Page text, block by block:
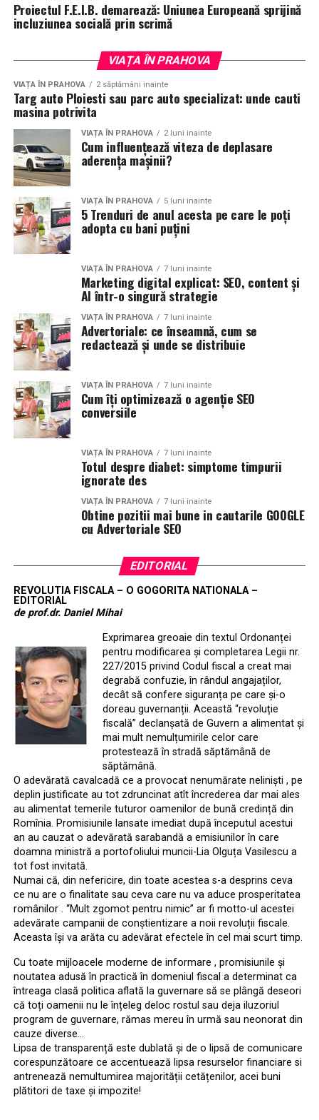
Proiectul F.E.I.B. demarează: Uniunea Europeană sprijină
incluziunea socială prin scrimă
VIAȚA ÎN PRAHOVA
VIAȚA ÎN PRAHOVA 2 săptămâni inainte
Targ auto Ploiesti sau parc auto specializat: unde cauti
masina potrivita
VIAȚA ÎN PRAHOVA 2 luni inainte
Cum influențează viteza de deplasare
aderența mașinii?
VIAȚA ÎN PRAHOVA 5 luni inainte
5 Trenduri de anul acesta pe care le poți
adopta cu bani puțini
VIAȚA ÎN PRAHOVA 7 luni inainte
Marketing digital explicat: SEO, content și
AI într-o singură strategie
VIAȚA ÎN PRAHOVA 7 luni inainte
Advertoriale: ce înseamnă, cum se
redactează și unde se distribuie
VIAȚA ÎN PRAHOVA 7 luni inainte
Cum îți optimizează o agenție SEO
conversiile
VIAȚA ÎN PRAHOVA 7 luni inainte
Totul despre diabet: simptome timpurii
ignorate des
VIAȚA ÎN PRAHOVA 7 luni inainte
Obtine pozitii mai bune in cautarile GOOGLE
cu Advertoriale SEO
EDITORIAL
REVOLUTIA FISCALA – O GOGORITA NATIONALA –
EDITORIAL
de prof.dr. Daniel Mihai
Exprimarea greoaie din textul Ordonanței
pentru modificarea și completarea Legii nr.
227/2015 privind Codul fiscal a creat mai
degrabă confuzie, în rândul angajaților,
decât să confere siguranța pe care și-o
doreau guvernanții. Această “revoluție
fiscală” declanșată de Guvern a alimentat și
mai mult nemulțumirile celor care
protestează în stradă săptămână de
săptămână.
O adevărată cavalcadă ce a provocat nenumărate neliniști , pe
deplin justificate au tot zdruncinat atît încrederea dar mai ales
au alimentat temerile tuturor oamenilor de bună credință din
Romînia. Promisiunile lansate imediat după începutul acestui
an au cauzat o adevărată sarabandă a emisiunilor în care
doamna ministră a portofoliului muncii-Lia Olguța Vasilescu a
tot fost invitată.
Numai că, din nefericire, din toate acestea s-a desprins ceva
ce nu are o finalitate sau ceva care nu va aduce prosperitatea
românilor . ‘‘Mult zgomot pentru nimic” ar fi motto-ul acestei
adevărate campanii de conștientizare a noii revoluții fiscale.
Aceasta își va arăta cu adevărat efectele în cel mai scurt timp.
Cu toate mijloacele moderne de informare , promisiunile și
noutatea adusă în practică în domeniul fiscal a determinat ca
întreaga clasă politica aflată la guvernare să se plângă deseori
că toți oamenii nu le înțeleg deloc rostul sau deja iluzoriul
program de guvernare, rămas mereu în urmă sau neonorat din
cauze diverse…
Lipsa de transparență este dublată și de o lipsă de comunicare
corespunzătoare ce accentuează lipsa resurselor financiare si
antrenează nemultumirea majorității cetățenilor, acei buni
plătitori de taxe și impozite!